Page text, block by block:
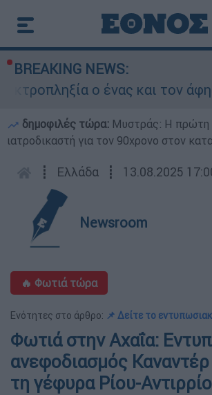
BREAKING NEWS:
ο ένας και τον
δημοφιλές τώρα: Μυστράς: Η πρώτη
ιατροδικαστή για τον 90χρονο στον
┋ Ελλάδα ┋ 13.08.2025
Newsroom
🔥 Φωτιά τώρα
Ενότητες στο άρθρο: 📌 Δείτε το
Φωτιά στην Αχαΐα:
ανεφοδιασμός
τη γέφυρα Ρίου-